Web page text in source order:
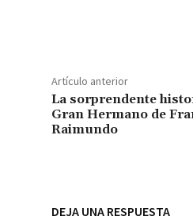
Artículo anterior
La sorprendente
Gran Hermano de
Raimundo
DEJA UNA RESPUESTA